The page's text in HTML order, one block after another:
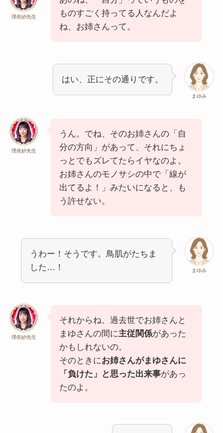
理依紗先生
ものすごく持ってる人なんだよ
ね、お姉さんって。
まゆみ
はい、正にその通りです。
理依紗先生
うん。でね、そのお姉さんの「自
分の方向」があって、それにちょ
っとでもズレてたらイヤなのよ。
お姉さんのモノサシの中で「線が
出てるよ！」みたいになると、も
う許せない。
まゆみ
うわー！そうです。鳥肌がたちま
した…！
理依紗先生
それからね、過去世でお姉さんと
まゆさんの間に主従関係があった
かもしれないの。
そのときにお姉さんがまゆさんに
「負けた」と思った出来事があっ
たのよ。